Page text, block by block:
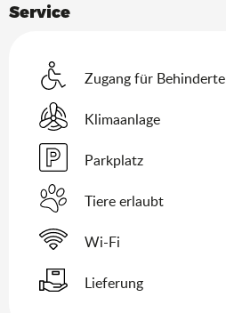
Service
Zugang für Behinderte
Klimaanlage
Parkplatz
Tiere erlaubt
Wi-Fi
Lieferung